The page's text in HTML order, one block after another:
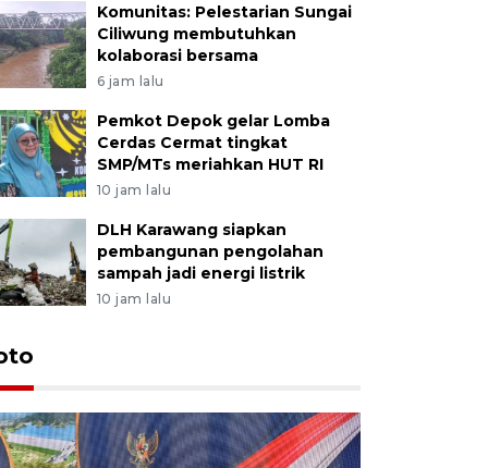
Komunitas: Pelestarian Sungai
Ciliwung membutuhkan
kolaborasi bersama
6 jam lalu
Pemkot Depok gelar Lomba
Cerdas Cermat tingkat
SMP/MTs meriahkan HUT RI
10 jam lalu
DLH Karawang siapkan
pembangunan pengolahan
sampah jadi energi listrik
10 jam lalu